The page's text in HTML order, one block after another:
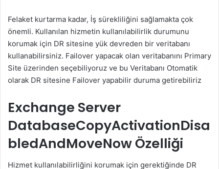
Felaket kurtarma kadar, İş sürekliliğini sağlamakta çok
önemli. Kullanılan hizmetin kullanılabilirlik durumunu
korumak için DR sitesine yük devreden bir veritabanı
kullanabilirsiniz. Failover yapacak olan veritabanını Primary
Site üzerinden seçebiliyoruz ve bu Veritabanı Otomatik
olarak DR sitesine Failover yapabilir duruma getirebiliriz
Exchange Server
DatabaseCopyActivationDisa
bledAndMoveNowÖzelliği
Hizmet kullanılabilirliğini korumak için gerektiğinde DR